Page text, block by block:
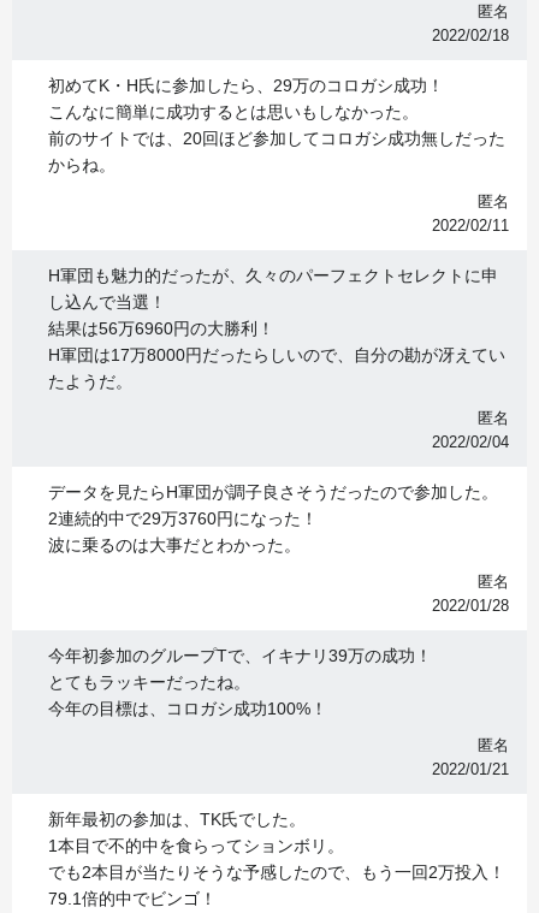
匿名
2022/02/18
初めてK・H氏に参加したら、29万のコロガシ成功！
こんなに簡単に成功するとは思いもしなかった。
前のサイトでは、20回ほど参加してコロガシ成功無しだった
からね。
匿名
2022/02/11
H軍団も魅力的だったが、久々のパーフェクトセレクトに申
し込んで当選！
結果は56万6960円の大勝利！
H軍団は17万8000円だったらしいので、自分の勘が冴えてい
たようだ。
匿名
2022/02/04
データを見たらH軍団が調子良さそうだったので参加した。
2連続的中で29万3760円になった！
波に乗るのは大事だとわかった。
匿名
2022/01/28
今年初参加のグループTで、イキナリ39万の成功！
とてもラッキーだったね。
今年の目標は、コロガシ成功100%！
匿名
2022/01/21
新年最初の参加は、TK氏でした。
1本目で不的中を食らってションボリ。
でも2本目が当たりそうな予感したので、もう一回2万投入！
79.1倍的中でビンゴ！